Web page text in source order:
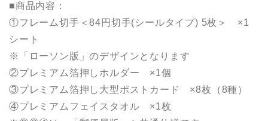
■商品内容：
①フレーム切手＜84円切手(シールタイプ) 5枚＞ ×1
シート
※「ローソン版」のデザインとなります
②プレミアム箔押しホルダー ×1個
③プレミアム箔押し大型ポストカード ×8枚（8種）
④プレミアムフェイスタオル ×1枚